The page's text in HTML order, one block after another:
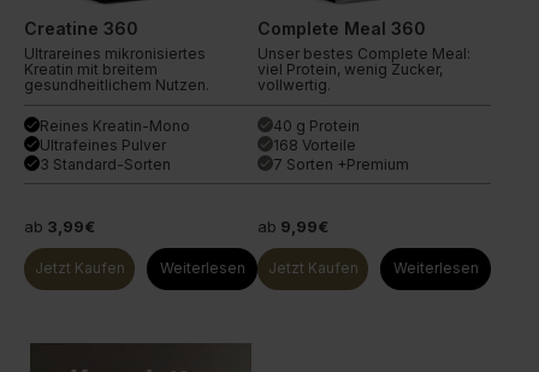
Creatine 360
Ultrareines mikronisiertes
Kreatin mit breitem
gesundheitlichem Nutzen.
done Reines Kreatin-Mono
done Ultrafeines Pulver
done 3 Standard-Sorten
ab 3,99€
Jetzt Kaufen Weiterlesen
Complete Meal 360
Unser bestes Complete Meal:
viel Protein, wenig Zucker,
vollwertig.
done 40 g Protein
done 168 Vorteile
done 7 Sorten +Premium
ab 9,99€
Jetzt Kaufen Weiterlesen